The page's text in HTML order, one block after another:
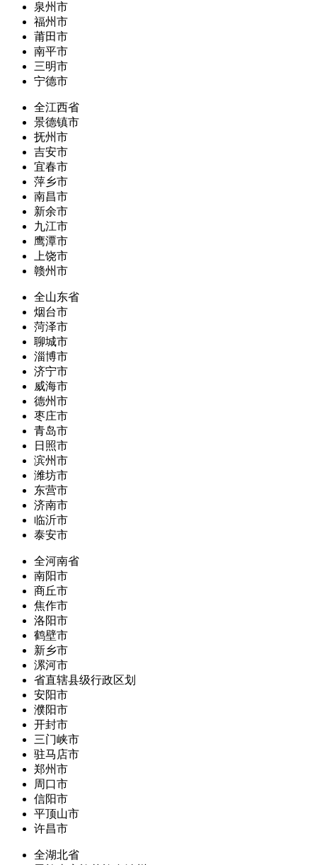
泉州市
福州市
莆田市
南平市
三明市
宁德市
全江西省
景德镇市
抚州市
吉安市
宜春市
萍乡市
南昌市
新余市
九江市
鹰潭市
上饶市
赣州市
全山东省
烟台市
菏泽市
聊城市
淄博市
济宁市
威海市
德州市
枣庄市
青岛市
日照市
滨州市
潍坊市
东营市
济南市
临沂市
泰安市
全河南省
南阳市
商丘市
焦作市
洛阳市
鹤壁市
新乡市
漯河市
省直辖县级行政区划
安阳市
濮阳市
开封市
三门峡市
驻马店市
郑州市
周口市
信阳市
平顶山市
许昌市
全湖北省